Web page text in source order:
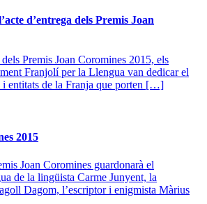
d’entrega dels Premis Joan
Premis Joan Coromines 2015, els
Franjolí per la Llengua van dedicar el
i entitats de la Franja que porten […]
2015
Joan Coromines guardonarà el
de la lingüista Carme Junyent, la
Dagom, l’escriptor i enigmista Màrius